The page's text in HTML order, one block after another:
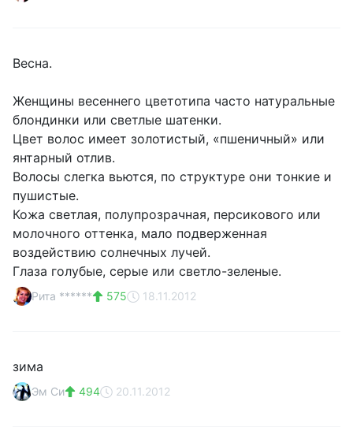
Весна.
Женщины весеннего цветотипа часто натуральные
блондинки или светлые шатенки.
Цвет волос имеет золотистый, «пшеничный» или
янтарный отлив.
Волосы слегка вьются, по структуре они тонкие и
пушистые.
Кожа светлая, полупрозрачная, персикового или
молочного оттенка, мало подверженная
воздействию солнечных лучей.
Глаза голубые, серые или светло-зеленые.
Рита ****** 575 18.11.2012
зима
Эм Си 494 20.11.2012